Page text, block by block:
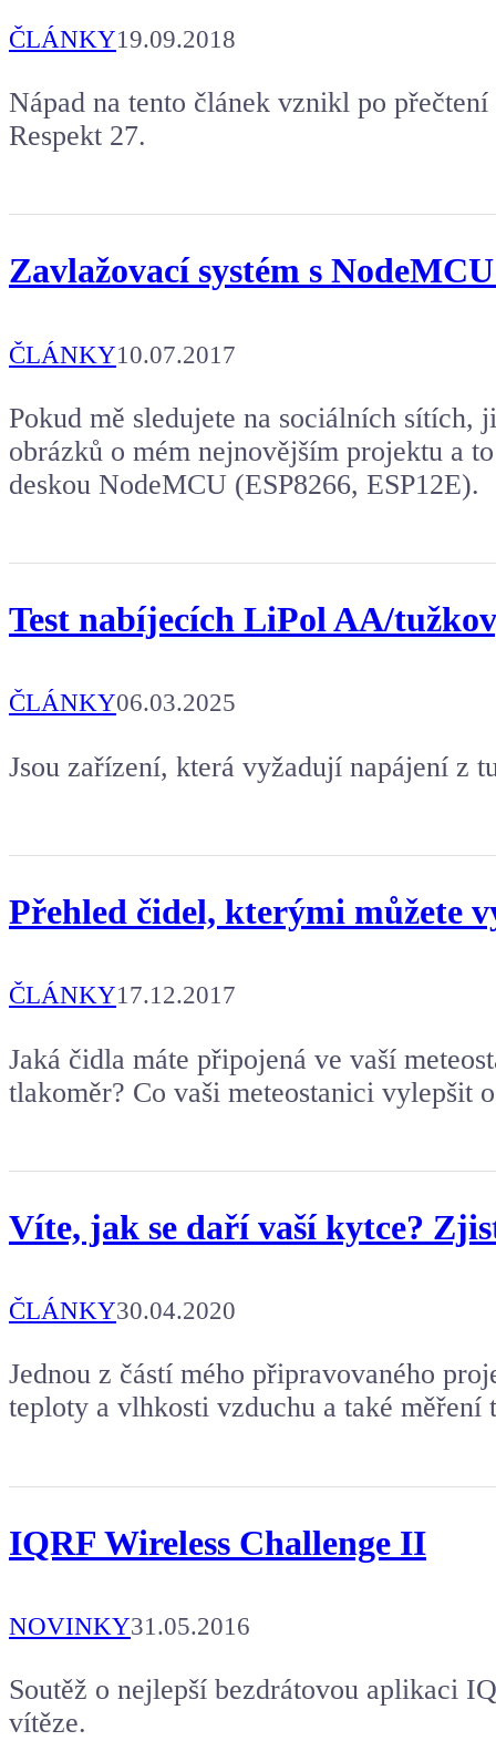
Aby mohl napsat další článek.
ČLÁNKY19.09.2018
Nápad na tento článek vznikl po
Respekt 27.
Zavlažovací systém s
ČLÁNKY10.07.2017
Pokud mě sledujete na sociálních sítích,
obrázků o mém nejnovějším projektu a
deskou NodeMCU (ESP8266, ESP12E).
Test nabíjecích LiPol AA/
ČLÁNKY06.03.2025
Jsou zařízení, která vyžadují napájení z
Přehled čidel, kterými můžete
ČLÁNKY17.12.2017
Jaká čidla máte připojená ve vaší
tlakoměr? Co vaši meteostanici vylepšit
Víte, jak se daří vaší kytce?
ČLÁNKY30.04.2020
Jednou z částí mého připravovaného
teploty a vlhkosti vzduchu a také
IQRF Wireless Challenge II
NOVINKY31.05.2016
Soutěž o nejlepší bezdrátovou aplikaci
vítěze.